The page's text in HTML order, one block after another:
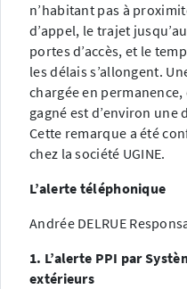
n’habitant pas à
d’appel, le trajet
portes d’accès, et le
les délais s’allongent.
chargée en
gagné est d’environ une
Cette remarque a été
chez la société UGINE.
L’alerte téléphonique
Andrée DELRUE
1. L’alerte PPI par
extérieurs